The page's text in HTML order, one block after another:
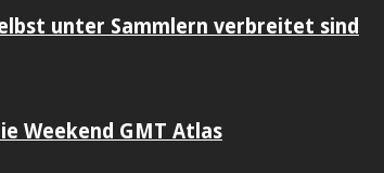
unter Sammlern verbreitet sind
Weekend GMT Atlas